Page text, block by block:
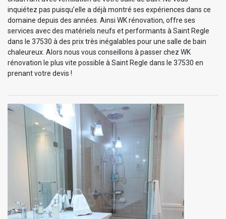
inquiétez pas puisqu’elle a déjà montré ses expériences dans ce
domaine depuis des années. Ainsi WK rénovation, offre ses
services avec des matériels neufs et performants à Saint Regle
dans le 37530 à des prix très inégalables pour une salle de bain
chaleureux. Alors nous vous conseillons à passer chez WK
rénovation le plus vite possible à Saint Regle dans le 37530 en
prenant votre devis !